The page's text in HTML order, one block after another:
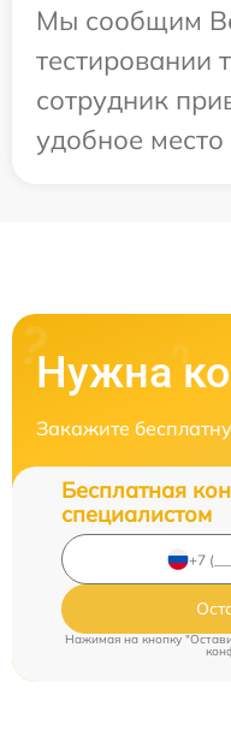
Мы сообщим
тестировании
сотрудник
удобное
Нужна
Закажите
Бесплатная
специалистом
Нажимая на кнопку